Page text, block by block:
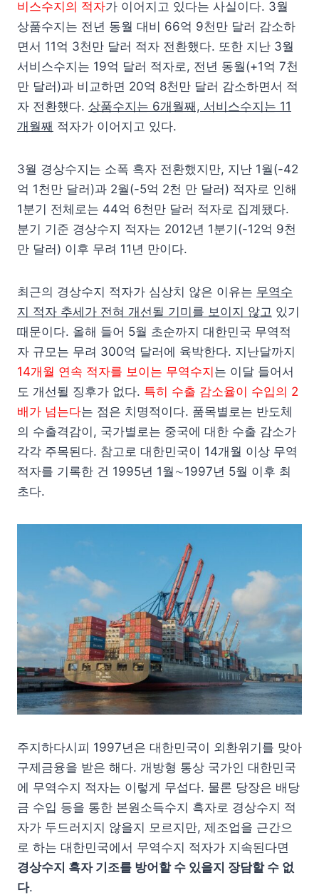
비스수지의 적자가 이어지고 있다는 사실이다. 3월
상품수지는 전년 동월 대비 66억 9천만 달러 감소하
면서 11억 3천만 달러 적자 전환했다. 또한 지난 3월
서비스수지는 19억 달러 적자로, 전년 동월(+1억 7천
만 달러)과 비교하면 20억 8천만 달러 감소하면서 적
자 전환했다. 상품수지는 6개월째, 서비스수지는 11
개월째 적자가 이어지고 있다.
3월 경상수지는 소폭 흑자 전환했지만, 지난 1월(-42
억 1천만 달러)과 2월(-5억 2천 만 달러) 적자로 인해
1분기 전체로는 44억 6천만 달러 적자로 집계됐다.
분기 기준 경상수지 적자는 2012년 1분기(-12억 9천
만 달러) 이후 무려 11년 만이다.
최근의 경상수지 적자가 심상치 않은 이유는 무역수
지 적자 추세가 전혀 개선될 기미를 보이지 않고 있기
때문이다. 올해 들어 5월 초순까지 대한민국 무역적
자 규모는 무려 300억 달러에 육박한다. 지난달까지
14개월 연속 적자를 보이는 무역수지 는 이달 들어서
도 개선될 징후가 없다. 특히 수출 감소율이 수입의 2
배가 넘는다는 점은 치명적이다. 품목별로는 반도체
의 수출격감이, 국가별로는 중국에 대한 수출 감소가
각각 주목된다. 참고로 대한민국이 14개월 이상 무역
적자를 기록한 건 1995년 1월∼1997년 5월 이후 최
초다.
주지하다시피 1997년은 대한민국이 외환위기를 맞아
구제금융을 받은 해다. 개방형 통상 국가인 대한민국
에 무역수지 적자는 이렇게 무섭다. 물론 당장은 배당
금 수입 등을 통한 본원소득수지 흑자로 경상수지 적
자가 두드러지지 않을지 모르지만, 제조업을 근간으
로 하는 대한민국에서 무역수지 적자가 지속된다면
경상수지 흑자 기조를 방어할 수 있을지 장담할 수 없
다.